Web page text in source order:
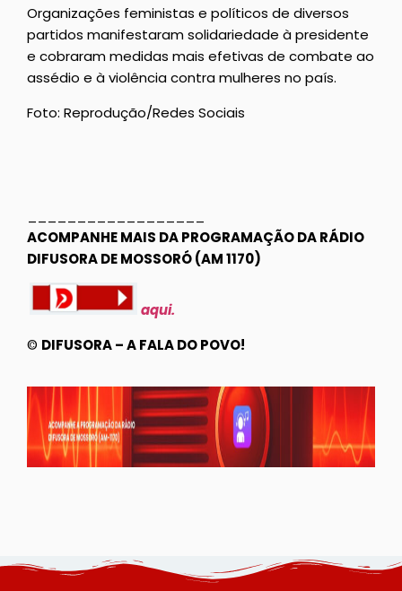
Organizações feministas e políticos de diversos
partidos manifestaram solidariedade à presidente
e cobraram medidas mais efetivas de combate ao
assédio e à violência contra mulheres no país.
Foto: Reprodução/Redes Sociais
ACOMPANHE MAIS DA PROGRAMAÇÃO DA RÁDIO
DIFUSORA DE MOSSORÓ (AM 1170)
aqui.
© DIFUSORA – A FALA DO POVO!